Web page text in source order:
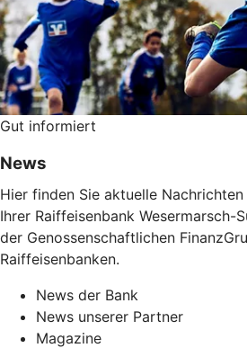
Gut informiert
News
Hier finden Sie aktuelle
Ihrer Raiffeisenbank Wesermarsch-
der Genossenschaftlichen
Raiffeisenbanken.
News der Bank
News unserer Partner
Magazine